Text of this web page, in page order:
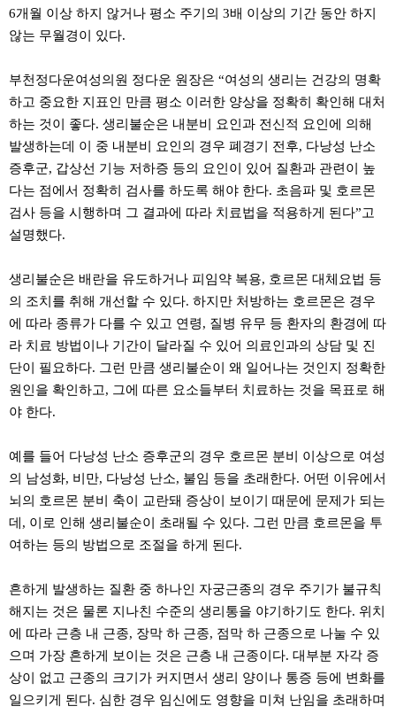
6개월 이상 하지 않거나 평소 주기의 3배 이상의 기간 동안 하지
않는 무월경이 있다.
부천정다운여성의원 정다운 원장은 “여성의 생리는 건강의 명확
하고 중요한 지표인 만큼 평소 이러한 양상을 정확히 확인해 대처
하는 것이 좋다. 생리불순은 내분비 요인과 전신적 요인에 의해
발생하는데 이 중 내분비 요인의 경우 폐경기 전후, 다낭성 난소
증후군, 갑상선 기능 저하증 등의 요인이 있어 질환과 관련이 높
다는 점에서 정확히 검사를 하도록 해야 한다. 초음파 및 호르몬
검사 등을 시행하며 그 결과에 따라 치료법을 적용하게 된다”고
설명했다.
생리불순은 배란을 유도하거나 피임약 복용, 호르몬 대체요법 등
의 조치를 취해 개선할 수 있다. 하지만 처방하는 호르몬은 경우
에 따라 종류가 다를 수 있고 연령, 질병 유무 등 환자의 환경에 따
라 치료 방법이나 기간이 달라질 수 있어 의료인과의 상담 및 진
단이 필요하다. 그런 만큼 생리불순이 왜 일어나는 것인지 정확한
원인을 확인하고, 그에 따른 요소들부터 치료하는 것을 목표로 해
야 한다.
예를 들어 다낭성 난소 증후군의 경우 호르몬 분비 이상으로 여성
의 남성화, 비만, 다낭성 난소, 불임 등을 초래한다. 어떤 이유에서
뇌의 호르몬 분비 축이 교란돼 증상이 보이기 때문에 문제가 되는
데, 이로 인해 생리불순이 초래될 수 있다. 그런 만큼 호르몬을 투
여하는 등의 방법으로 조절을 하게 된다.
흔하게 발생하는 질환 중 하나인 자궁근종의 경우 주기가 불규칙
해지는 것은 물론 지나친 수준의 생리통을 야기하기도 한다. 위치
에 따라 근층 내 근종, 장막 하 근종, 점막 하 근종으로 나눌 수 있
으며 가장 흔하게 보이는 것은 근층 내 근종이다. 대부분 자각 증
상이 없고 근종의 크기가 커지면서 생리 양이나 통증 등에 변화를
일으키게 된다. 심한 경우 임신에도 영향을 미쳐 난임을 초래하며